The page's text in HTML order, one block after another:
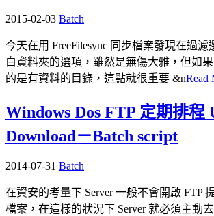
2015-02-03 Batch
今天在用 FreeFilesync 同步檔案發現在過
白資料夾的選項，雖然是無傷大雅，但如
的是有資料的目錄，這點就很重要 &nRead
Windows Dos FTP 定期排程
Download－Batch script
2014-07-31 Batch
在資安的考量下 Server 一般不會開啟 FTP
檔案，在這樣的狀況下 Server 就必須主動